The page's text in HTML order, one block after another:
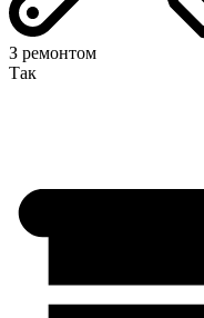
З ремонтом
Так